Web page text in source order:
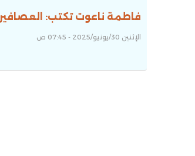
فاطمة ناعوت تكتب: العصافير
الإثنين 30/يونيو/2025 - 07:45 ص